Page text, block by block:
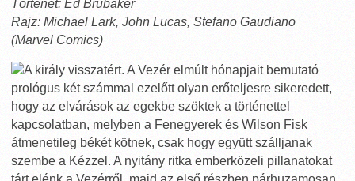
Történet: Ed Brubaker
Rajz: Michael Lark, John Lucas, Stefano Gaudiano
(Marvel Comics)
A király visszatért. A Vezér elmúlt hónapjait bemutató
prológus két számmal ezelőtt olyan erőteljesre sikeredett,
hogy az elvárások az egekbe szöktek a történettel
kapcsolatban, melyben a Fenegyerek és Wilson Fisk
átmenetileg békét kötnek, csak hogy együtt szálljanak
szembe a Kézzel. A nyitány ritka emberközeli pillanatokat